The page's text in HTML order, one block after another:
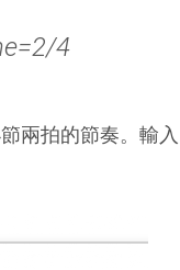
4
兩拍的節奏。輸入